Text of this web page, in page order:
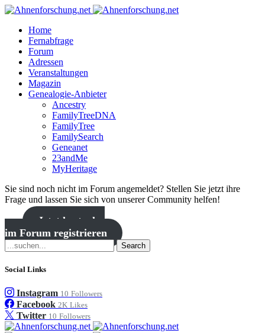
Home
Fernabfrage
Forum
Adressen
Veranstaltungen
Magazin
Genealogie-Anbieter
Ancestry
FamilyTreeDNA
FamilyTree
FamilySearch
Geneanet
23andMe
MyHeritage
Sie sind noch nicht im Forum angemeldet? Stellen Sie jetzt ihre
Frage und lassen Sie sich von unserer Community helfen!
Jetzt kostenlos
im Forum registrieren
Search
Social Links
Instagram 10 Followers
Facebook 2K Likes
Twitter 10 Followers